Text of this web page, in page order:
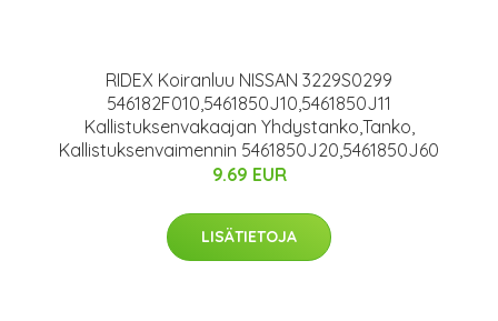
RIDEX Koiranluu NISSAN 3229S0299
546182F010,5461850J10,5461850J11
Kallistuksenvakaajan Yhdystanko,Tanko,
Kallistuksenvaimennin 5461850J20,5461850J60
9.69 EUR
LISÄTIETOJA